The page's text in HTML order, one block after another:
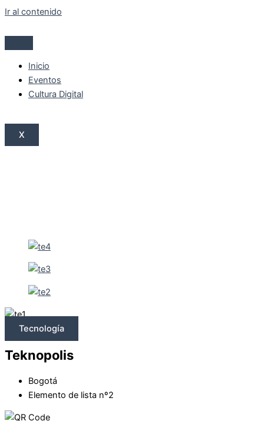
Ir al contenido
Inicio
Eventos
Cultura Digital
X
Tecnología
Teknopolis
Bogotá
Elemento de lista nº2